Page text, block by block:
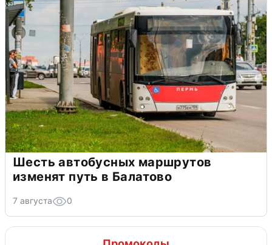
Шесть автобусных маршрутов
изменят путь в Балатово
7 августа 0